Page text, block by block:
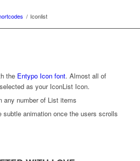
/ Iconlist
the Entypo Icon font. Almost all of
as your IconList Icon.
any number of List items
subtle animation once the users scrolls